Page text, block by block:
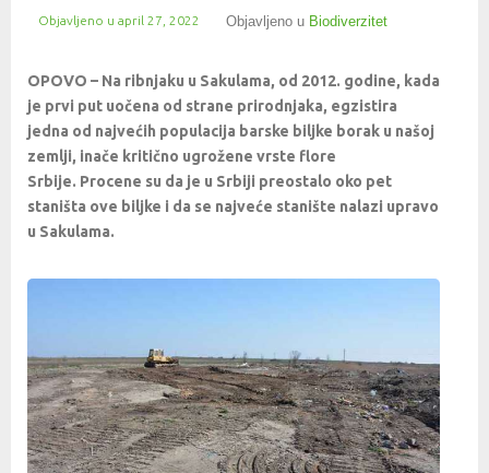
Objavljeno u april 27, 2022 Objavljeno u Biodiverzitet
OPOVO – Na ribnjaku u Sakulama, od 2012. godine, kada
je prvi put uočena od strane prirodnjaka, egzistira
jedna od najvećih populacija barske biljke borak u našoj
zemlji, inače kritično ugrožene vrste flore
Srbije. Procene su da je u Srbiji preostalo oko pet
staništa ove biljke i da se najveće stanište nalazi upravo
u Sakulama.